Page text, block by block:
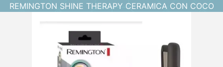
REMINGTON SHINE THERAPY CERAMICA CON COCO